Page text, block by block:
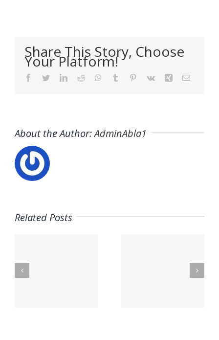
Share This Story, Choose
Your Platform!
Facebook
TwitterLinkedIn
Reddit WhatsApp
Tumblr Pinterest
Vk Xing Email
About the Author:AdminAbla1
Related Posts
con
nosotros